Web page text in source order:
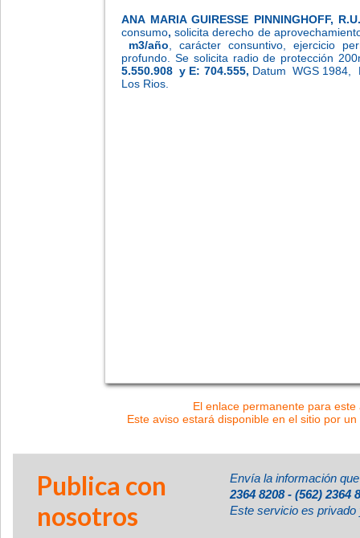
ANA MARIA GUIRESSE PINNINGHOFF,
consumo,solicita derecho de
m3/año , carácter consuntivo, ejercicio
profundo. Se solicita radio de protección
5.550.908 y E: 704.555, Datum WGS 1984,
Los Rios.
El enlace permanente para
Este aviso estará disponible en el sitio por
Publica con
nosotros
Envía la información
2364 8208 - (562) 2364
Este servicio es privado